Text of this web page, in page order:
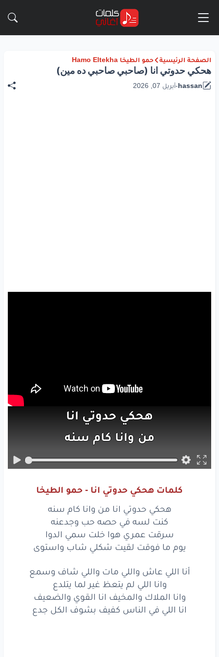
الصفحة الرئيسية حمو الطيخا Hamo Eltekha
هحكي حدوتي انا (صاحبي صاحبي ده مين)
hassan
-أبريل 07, 2026
هحكي حدوتي انا
من وانا كام سنه
كنتلسهفي حصه
سرقت
عمري
خلتسميالدوا
يومما فوقت لقيت
شكليشاب
واستوى
أناالليعاش والليمات
والليشاف وسمع
كلمات هحكي حدوتي انا - حمو الطيخا
هحكي حدوتي انا من وانا كام سنه
كنت لسه في حصه حب وجدعنه
سرقت عمري هوا خلت سمي الدوا
يوم ما فوقت لقيت شكلي شاب واستوى
أنا اللي عاش واللي مات واللي شاف وسمع
وانا اللي لم يتعظ غير لما يتلدع
وانا الملاك والمخيف انا القوي والضعيف
انا اللي في الناس كفيف بشوف الكل جدع